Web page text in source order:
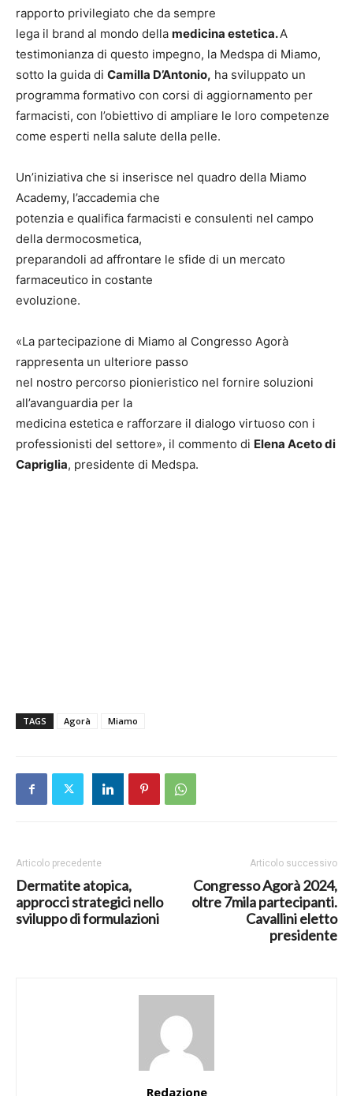
rapporto privilegiato che da sempre
lega il brand al mondo della medicina estetica.A
testimonianza di questo impegno, la Medspa di Miamo,
sotto la guida di Camilla D’Antonio, ha sviluppato un
programma formativo con corsi di aggiornamento per
farmacisti, con l’obiettivo di ampliare le loro competenze
come esperti nella salute della pelle.
Un’iniziativa che si inserisce nel quadro della Miamo
Academy, l’accademia che
potenzia e qualifica farmacisti e consulenti nel campo
della dermocosmetica,
preparandoli ad affrontare le sfide di un mercato
farmaceutico in costante
evoluzione.
«La partecipazione di Miamo al Congresso Agorà
rappresenta un ulteriore passo
nel nostro percorso pionieristico nel fornire soluzioni
all’avanguardia per la
medicina estetica e rafforzare il dialogo virtuoso con i
professionisti del settore», il commento di Elena Aceto di
Capriglia, presidente di Medspa.
TAGS Agorà Miamo
Articolo precedente
Dermatite atopica,
approcci strategici nello
sviluppo di formulazioni
Articolo successivo
Congresso Agorà 2024,
oltre 7mila partecipanti.
Cavallini eletto
presidente
Redazione